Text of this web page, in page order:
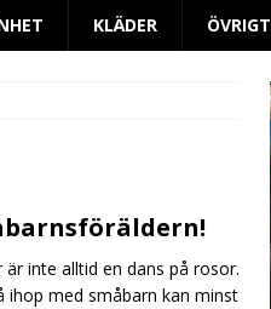
KLÄDER ÖVRIGT
inte alltid en dans på rosor.
ihop med småbarn kan minst